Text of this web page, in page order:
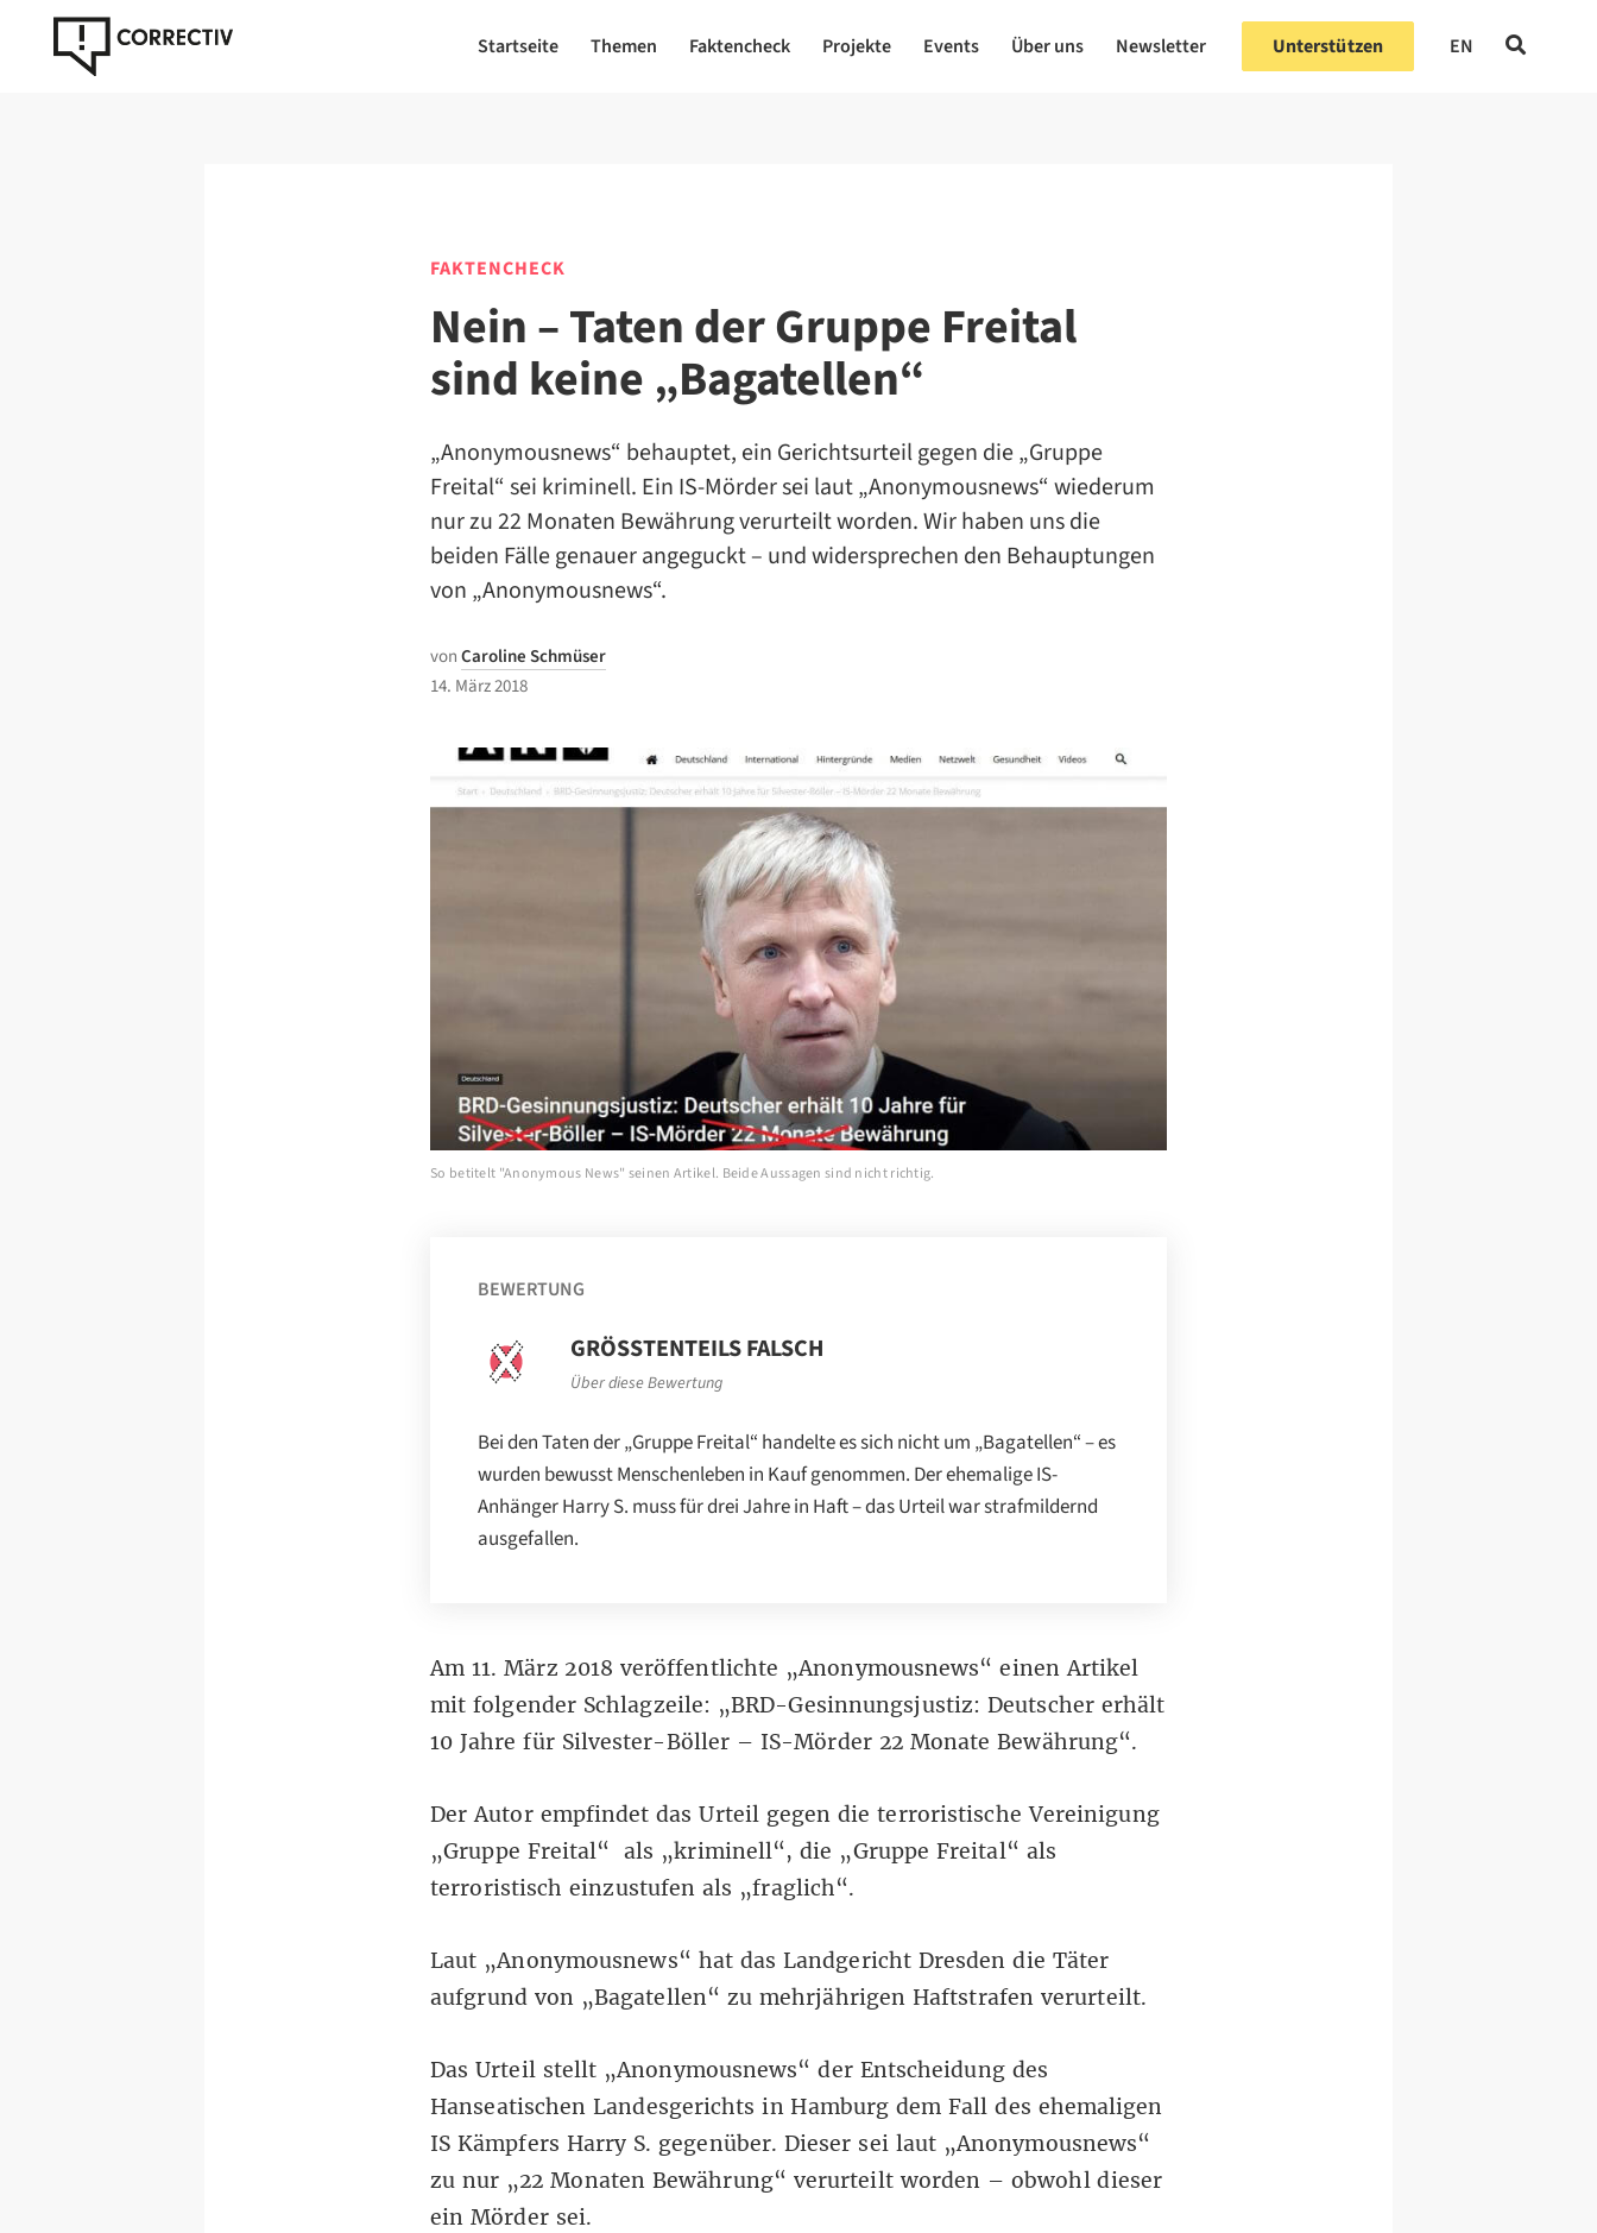
Startseite Themen Faktencheck Projekte Events Über uns Newsletter Unterstützen EN
FAKTENCHECK
Nein – Taten der Gruppe Freital
sind keine „Bagatellen“
„Anonymousnews“ behauptet, ein Gerichtsurteil gegen die „Gruppe
Freital“ sei kriminell. Ein IS-Mörder sei laut „Anonymousnews“ wiederum
nur zu 22 Monaten Bewährung verurteilt worden. Wir haben uns die
beiden Fälle genauer angeguckt – und widersprechen den Behauptungen
von „Anonymousnews“.
vonCaroline Schmüser
14. März 2018
So betitelt "Anonymous News" seinen Artikel. Beide Aussagen sind nicht richtig.
BEWERTUNG
GRÖSSTENTEILS FALSCH
Über diese Bewertung
Bei den Taten der „Gruppe Freital“ handelte es sich nicht um „Bagatellen“ – es
wurden bewusst Menschenleben in Kauf genommen. Der ehemalige IS-
Anhänger Harry S. muss für drei Jahre in Haft – das Urteil war strafmildernd
ausgefallen.
Am 11. März 2018 veröffentlichte „Anonymousnews“ einenArtikel
mit folgender Schlagzeile: „BRD-Gesinnungsjustiz: Deutscher erhält
10 Jahre für Silvester-Böller – IS-Mörder 22 Monate Bewährung“.
Der Autor empfindet das Urteil gegen die terroristische Vereinigung
„Gruppe Freital“ als „kriminell“, die „Gruppe Freital“ als
terroristisch einzustufen als „fraglich“.
Laut „Anonymousnews“ hat das Landgericht Dresden die Täter
aufgrund von „Bagatellen“ zu mehrjährigen Haftstrafen verurteilt.
Das Urteil stellt „Anonymousnews“ der Entscheidung des
Hanseatischen Landesgerichts in Hamburg dem Fall des ehemaligen
IS Kämpfers Harry S. gegenüber. Dieser sei laut „Anonymousnews“
zu nur „22 Monaten Bewährung“ verurteilt worden – obwohl dieser
ein Mörder sei.